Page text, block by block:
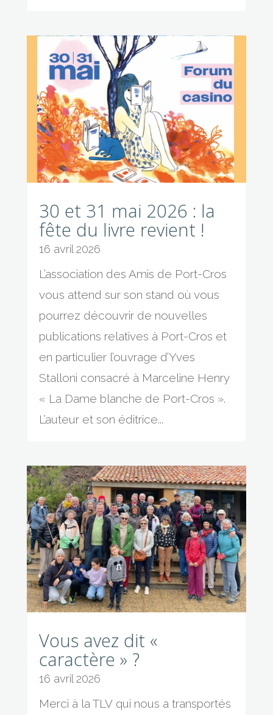
30 et 31 mai 2026 : la
fête du livre revient !
16 avril 2026
L’association des Amis de Port-Cros
vous attend sur son stand où vous
pourrez découvrir de nouvelles
publications relatives à Port-Cros et
en particulier l’ouvrage d’Yves
Stalloni consacré à Marceline Henry
« La Dame blanche de Port-Cros ».
L’auteur et son éditrice...
Vous avez dit «
caractère » ?
16 avril 2026
Merci à la TLV qui nous a transportés